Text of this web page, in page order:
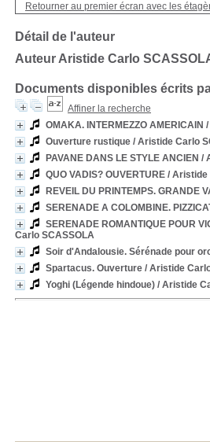
Retourner au premier écran avec les
Détail de l'auteur
Auteur Aristide Carlo
Documents disponibles écrits
Affiner la recherche
OMAKA. INTERMEZZO AMERICAIN
Ouverture rustique / Aristide Carlo
PAVANE DANS LE STYLE ANCIEN /
QUO VADIS? OUVERTURE / Aristide
REVEIL DU PRINTEMPS. GRANDE
SERENADE A COLOMBINE.
SERENADE ROMANTIQUE POUR
Carlo SCASSOLA
Soir d'Andalousie. Sérénade pour
Spartacus. Ouverture / Aristide
Yoghi (Légende hindoue) / Aristide